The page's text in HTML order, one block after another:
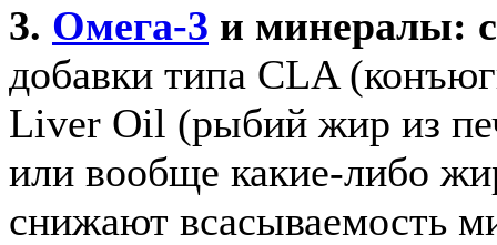
3. Омега-3 и минералы:
добавки типа CLA
Liver Oil (рыбий жир из
или вообще какие-либо
снижают всасываемость